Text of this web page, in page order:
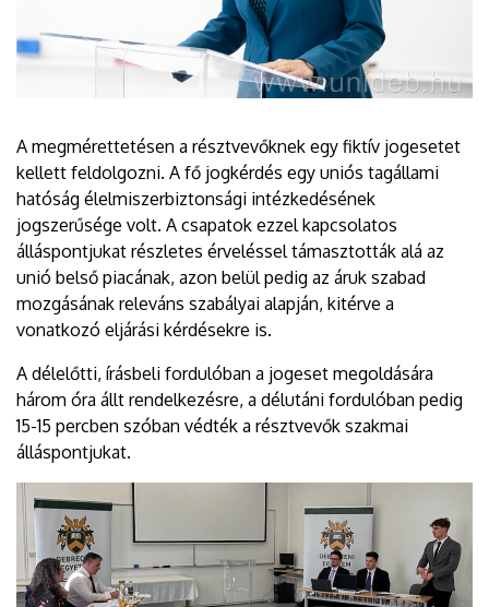
A megmérettetésen a résztvevőknek egy fiktív jogesetet
kellett feldolgozni. A fő jogkérdés egy uniós tagállami
hatóság élelmiszerbiztonsági intézkedésének
jogszerűsége volt. A csapatok ezzel kapcsolatos
álláspontjukat részletes érveléssel támasztották alá az
unió belső piacának, azon belül pedig az áruk szabad
mozgásának releváns szabályai alapján, kitérve a
vonatkozó eljárási kérdésekre is.
A délelőtti, írásbeli fordulóban a jogeset megoldására
három óra állt rendelkezésre, a délutáni fordulóban pedig
15-15 percben szóban védték a résztvevők szakmai
álláspontjukat.